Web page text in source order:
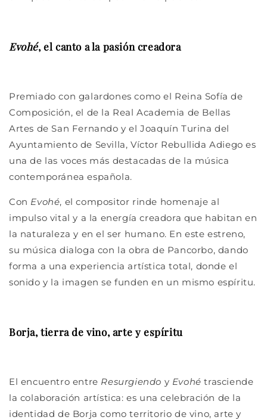
Evohé, el canto a la pasión creadora
Premiado con galardones como el Reina Sofía de
Composición, el de la Real Academia de Bellas
Artes de San Fernando y el Joaquín Turina del
Ayuntamiento de Sevilla, Víctor Rebullida Adiego es
una de las voces más destacadas de la música
contemporánea española.
Con Evohé, el compositor rinde homenaje al
impulso vital y a la energía creadora que habitan en
la naturaleza y en el ser humano. En este estreno,
su música dialoga con la obra de Pancorbo, dando
forma a una experiencia artística total, donde el
sonido y la imagen se funden en un mismo espíritu.
Borja, tierra de vino, arte y espíritu
El encuentro entre Resurgiendo y Evohé trasciende
la colaboración artística: es una celebración de la
identidad de Borja como territorio de vino, arte y